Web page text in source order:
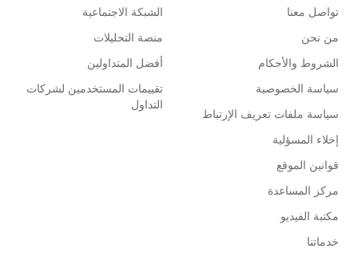
تواصل معنا
من نحن
الشروط والأحكام
سياسة الخصوصية
سياسة ملفات تعريف الإرتباط
إخلاء المسؤلية
قوانين الموقع
مركز المساعدة
مكتبة الفيديو
خدماتنا
الشبكة الاجتماعية
منصة التحليلات
أفضل المتداولين
تقييمات المستخدمين لشركات
التداول